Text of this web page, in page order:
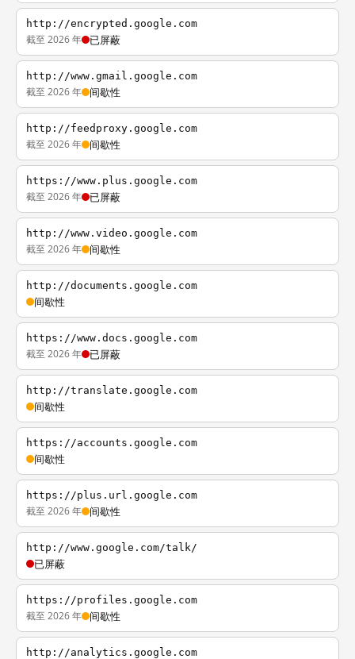
http://encrypted.google.com
截至 2026 年 已屏蔽
http://www.gmail.google.com
截至 2026 年 间歇性
http://feedproxy.google.com
截至 2026 年 间歇性
https://www.plus.google.com
截至 2026 年 已屏蔽
http://www.video.google.com
截至 2026 年 间歇性
http://documents.google.com
间歇性
https://www.docs.google.com
截至 2026 年 已屏蔽
http://translate.google.com
间歇性
https://accounts.google.com
间歇性
https://plus.url.google.com
截至 2026 年 间歇性
http://www.google.com/talk/
已屏蔽
https://profiles.google.com
截至 2026 年 间歇性
http://analytics.google.com